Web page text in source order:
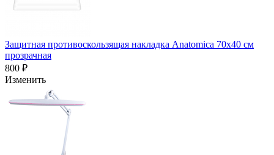
Защитная противоскользящая накладка Anatomica 70х40 см
прозрачная
800 ₽
Изменить